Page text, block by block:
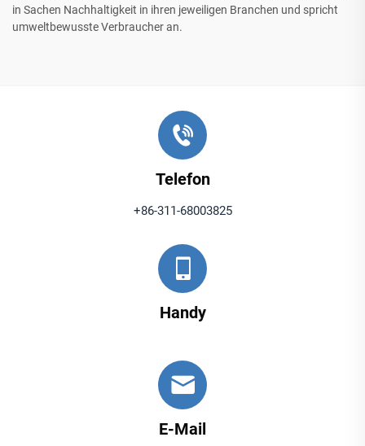
in Sachen Nachhaltigkeit in ihren jeweiligen Branchen und spricht
umweltbewusste Verbraucher an.
Telefon
+86-311-68003825
Handy
E-Mail